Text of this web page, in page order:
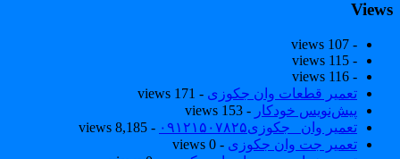
- 107 views
- 115 views
- 116 views
تعمیر قطعات وان جکوزی - 171 views
پیش‌نویس خودکار- 153 views
تعمیر وان _جکوزی۰۹۱۲۱۵۰۷۸۲۵
- 8,185 views
تعمیر جت وان جکوزی - 0 views